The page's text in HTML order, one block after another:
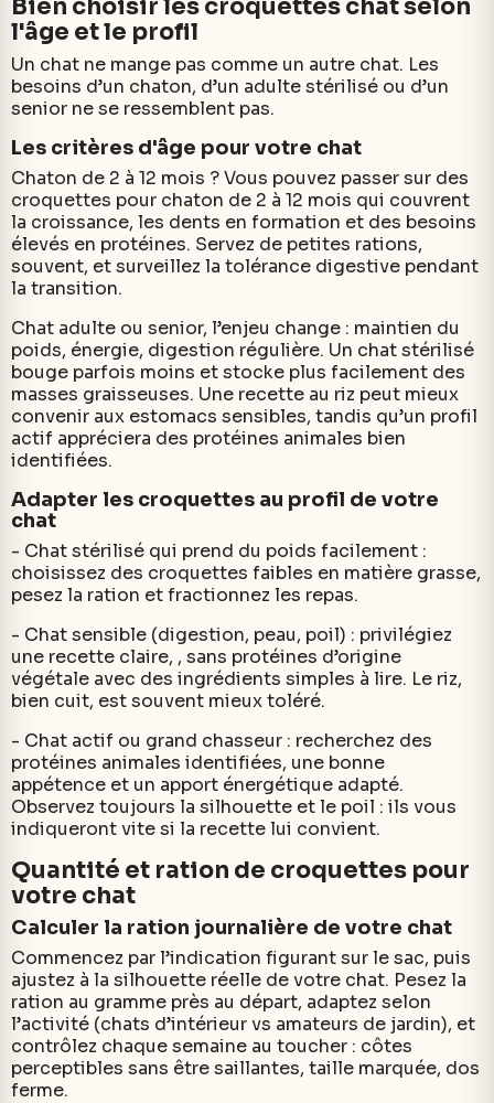
Bien choisir les croquettes chat selon
l'âge et le profil
Un chat ne mange pas comme un autre chat. Les
besoins d’un chaton, d’un adulte stérilisé ou d’un
senior ne se ressemblent pas.
Les critères d'âge pour votre chat
Chaton de 2 à 12 mois ? Vous pouvez passer sur des
croquettes pour chaton de 2 à 12 mois qui couvrent
la croissance, les dents en formation et des besoins
élevés en protéines. Servez de petites rations,
souvent, et surveillez la tolérance digestive pendant
la transition.
Chat adulte ou senior, l’enjeu change : maintien du
poids, énergie, digestion régulière. Un chat stérilisé
bouge parfois moins et stocke plus facilement des
masses graisseuses. Une recette au riz peut mieux
convenir aux estomacs sensibles, tandis qu’un profil
actif appréciera des protéines animales bien
identifiées.
Adapter les croquettes au profil de votre
chat
- Chat stérilisé qui prend du poids facilement :
choisissez des croquettes faibles en matière grasse,
pesez la ration et fractionnez les repas.
- Chat sensible (digestion, peau, poil) : privilégiez
une recette claire, , sans protéines d’origine
végétale avec des ingrédients simples à lire. Le riz,
bien cuit, est souvent mieux toléré.
- Chat actif ou grand chasseur : recherchez des
protéines animales identifiées, une bonne
appétence et un apport énergétique adapté.
Observez toujours la silhouette et le poil : ils vous
indiqueront vite si la recette lui convient.
Quantité et ration de croquettes pour
votre chat
Calculer la ration journalière de votre chat
Commencez par l’indication figurant sur le sac, puis
ajustez à la silhouette réelle de votre chat. Pesez la
ration au gramme près au départ, adaptez selon
l’activité (chats d’intérieur vs amateurs de jardin), et
contrôlez chaque semaine au toucher : côtes
perceptibles sans être saillantes, taille marquée, dos
ferme.